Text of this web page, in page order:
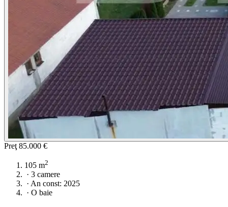
Preţ 85.000 €
105 m2
· 3 camere
· An const: 2025
· O baie